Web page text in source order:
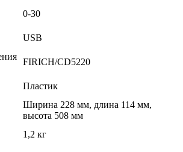
0-30
USB
FIRICH/CD5220
Пластик
Ширина 228 мм, длина 114 мм,
высота 508 мм
1,2 кг